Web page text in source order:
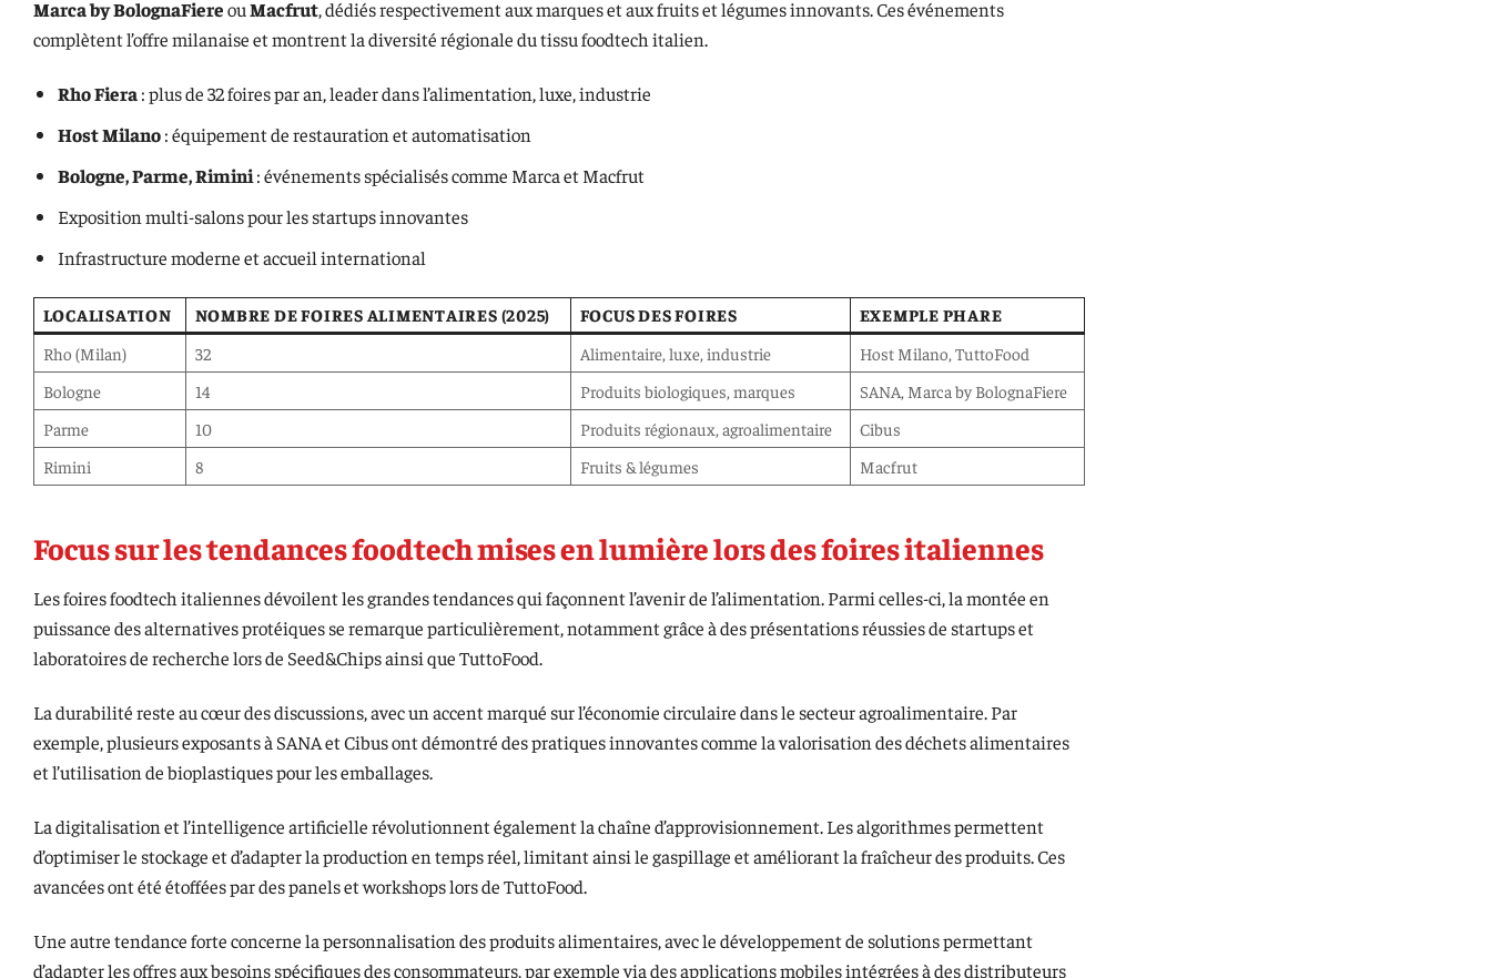
Marca by BolognaFiereouMacfrut, dédiés respectivement aux marques et aux fruits et légumes innovants. Ces événements
complètent l’offre milanaise et montrent la diversité régionale du tissu foodtech italien.
Rho Fiera: plus de 32 foires par an, leader dans l’alimentation, luxe, industrie
Host Milano: équipement de restauration et automatisation
Bologne, Parme, Rimini: événements spécialisés comme Marca et Macfrut
Exposition multi-salons pour les startups innovantes
Infrastructure moderne et accueil international
LOCALISATION NOMBRE DE FOIRES ALIMENTAIRES (2025) FOCUS DES FOIRES
EXEMPLE PHARE
Rho (Milan)
32 Alimentaire, luxe, industrie
Host Milano, TuttoFood
Bologne
14 Produits biologiques, marques
SANA, Marca by BolognaFiere
Parme
10 Produits régionaux, agroalimentaire
Cibus
Rimini
8 Fruits & légumes Macfrut
Focus sur les tendances foodtech mises en lumière lors des foires italiennes
Les foires foodtech italiennes dévoilent les grandes tendances qui façonnent l’avenir de l’alimentation. Parmi celles-ci, la montée en
puissance des alternatives protéiques se remarque particulièrement, notamment grâce à des présentations réussies de startups et
laboratoires de recherche lors de Seed&Chips ainsi que TuttoFood.
La durabilité reste au cœur des discussions, avec un accent marqué sur l’économie circulaire dans le secteur agroalimentaire. Par
exemple, plusieurs exposants à SANA et Cibus ont démontré des pratiques innovantes comme la valorisation des déchets alimentaires
et l’utilisation de bioplastiques pour les emballages.
La digitalisation et l’intelligence artificielle révolutionnent également la chaîne d’approvisionnement. Les algorithmes permettent
d’optimiser le stockage et d’adapter la production en temps réel, limitant ainsi le gaspillage et améliorant la fraîcheur des produits. Ces
avancées ont été étoffées par des panels et workshops lors de TuttoFood.
Une autre tendance forte concerne la personnalisation des produits alimentaires, avec le développement de solutions permettant
d’adapter les offres aux besoins spécifiques des consommateurs, par exemple via des applications mobiles intégrées à des distributeurs